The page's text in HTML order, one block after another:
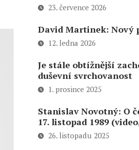
23. července 2026
David Martinek: Nový
12. ledna 2026
Je stále obtížnější
duševní svrchovanost
1. prosince 2025
Stanislav Novotný: O
17. listopad 1989
26. listopadu 2025